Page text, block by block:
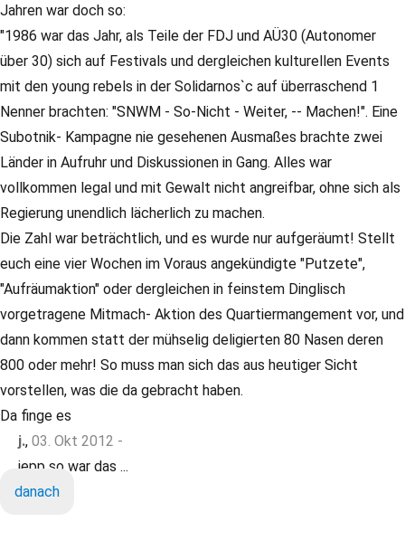
Jahren war doch so:
"1986 war das Jahr, als Teile der FDJ und AÜ30 (Autonomer
über 30) sich auf Festivals und dergleichen kulturellen Events
mit den young rebels in der Solidarnos`c auf überraschend 1
Nenner brachten: "SNWM - So-Nicht - Weiter, -- Machen!". Eine
Subotnik- Kampagne nie gesehenen Ausmaßes brachte zwei
Länder in Aufruhr und Diskussionen in Gang. Alles war
vollkommen legal und mit Gewalt nicht angreifbar, ohne sich als
Regierung unendlich lächerlich zu machen.
Die Zahl war beträchtlich, und es wurde nur aufgeräumt! Stellt
euch eine vier Wochen im Voraus angekündigte "Putzete",
"Aufräumaktion" oder dergleichen in feinstem Dinglisch
vorgetragene Mitmach- Aktion des Quartiermangement vor, und
dann kommen statt der mühselig deligierten 80 Nasen deren
800 oder mehr! So muss man sich das aus heutiger Sicht
vorstellen, was die da gebracht haben.
Da finge es
j., 03. Okt 2012 -
jepp so war das ...
danach